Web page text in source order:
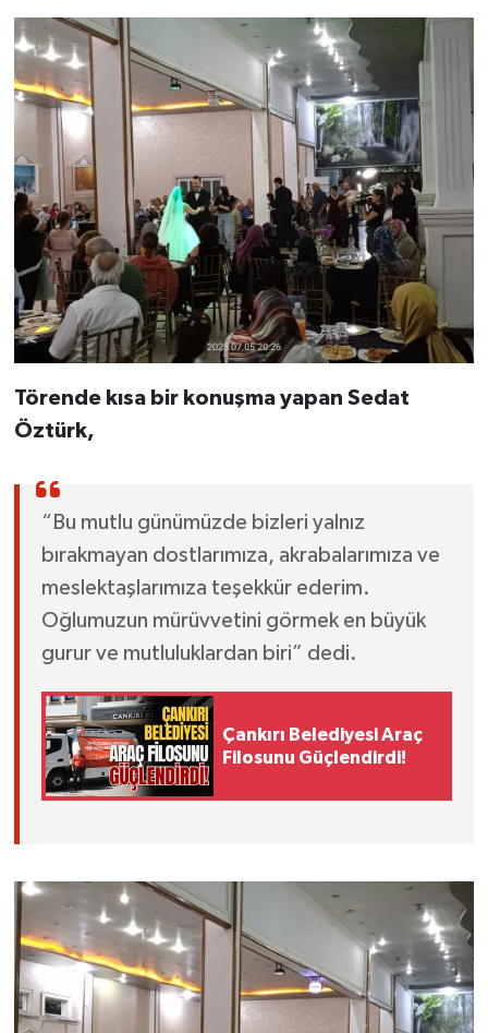
Törende kısa bir konuşma yapan Sedat
Öztürk,
“Bu mutlu günümüzde bizleri yalnız
bırakmayan dostlarımıza, akrabalarımıza ve
meslektaşlarımıza teşekkür ederim.
Oğlumuzun mürüvvetini görmek en büyük
gurur ve mutluluklardan biri” dedi.
Çankırı Belediyesi Araç
Filosunu Güçlendirdi!